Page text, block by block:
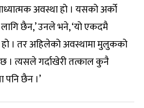
अवस्था हो । यसको अर्को
छैन,’ उनले भने, ‘यो एकदमै
। तर अहिलेको अवस्थामा मुलुकको
। त्यसले गर्दाखेरी तत्काल कुनै
छैन ।’